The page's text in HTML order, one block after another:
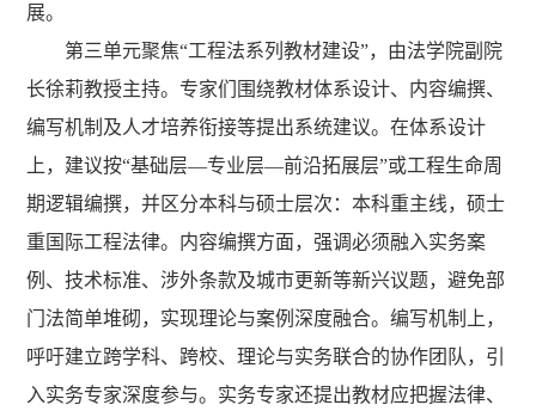
展。
第三单元聚焦“工程法系列教材建设”，由法学院副院
长徐莉教授主持。专家们围绕教材体系设计、内容编撰、
编写机制及人才培养衔接等提出系统建议。在体系设计
上，建议按“基础层—专业层—前沿拓展层”或工程生命周
期逻辑编撰，并区分本科与硕士层次：本科重主线，硕士
重国际工程法律。内容编撰方面，强调必须融入实务案
例、技术标准、涉外条款及城市更新等新兴议题，避免部
门法简单堆砌，实现理论与案例深度融合。编写机制上，
呼吁建立跨学科、跨校、理论与实务联合的协作团队，引
入实务专家深度参与。实务专家还提出教材应把握法律、